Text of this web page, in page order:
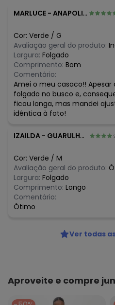
fevereiro/2026
MARLUCE - ANAPOLIS - GO
Cor: Verde / G
Avaliação geral do produto:
Largura: Folgado
Comprimento: Bom
Comentário:
Amei o meu casaco!!
folgado no busco e,
ficou longa, mas mandei
idêntica à foto!
IZAILDA - GUARULHOS - SP
Cor: Verde / M
Avaliação geral do produto:
Largura: Folgado
Comprimento: Longo
Comentário:
Ótimo
Ver todas
Aproveite e compre